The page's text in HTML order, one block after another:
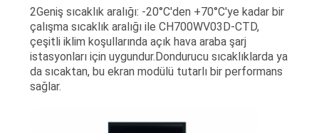
2Geniş sıcaklık aralığı: -20°C'den +70°C'ye kadar bir
çalışma sıcaklık aralığı ile CH700WV03D-CTD,
çeşitli iklim koşullarında açık hava araba şarj
istasyonları için uygundur.Dondurucu sıcaklıklarda ya
da sıcaktan, bu ekran modülü tutarlı bir performans
sağlar.